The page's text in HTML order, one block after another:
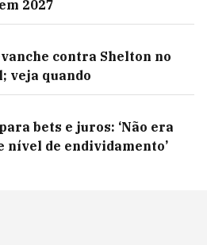
2027
contra Shelton no
veja quando
bets e juros: ‘Não era
nível de endividamento’